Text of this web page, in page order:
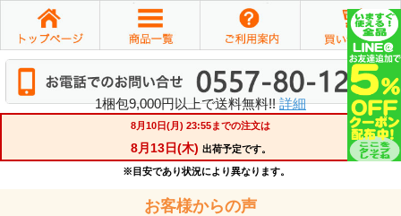
1梱包9,000円以上で送料無料!!詳細
お客様からの声